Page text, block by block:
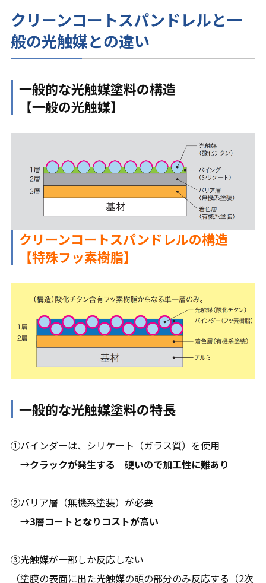
クリーンコートスパンドレルと一
般の光触媒との違い
一般的な光触媒塗料の構造
【一般の光触媒】
クリーンコートスパンドレルの構造
【特殊フッ素樹脂】
一般的な光触媒塗料の特長
①バインダーは、シリケート（ガラス質）を使用
→クラックが発生する 硬いので加工性に難あり
②バリア層（無機系塗装）が必要
→3層コートとなりコストが高い
③光触媒が一部しか反応しない
（塗膜の表面に出た光触媒の頭の部分のみ反応する（2次